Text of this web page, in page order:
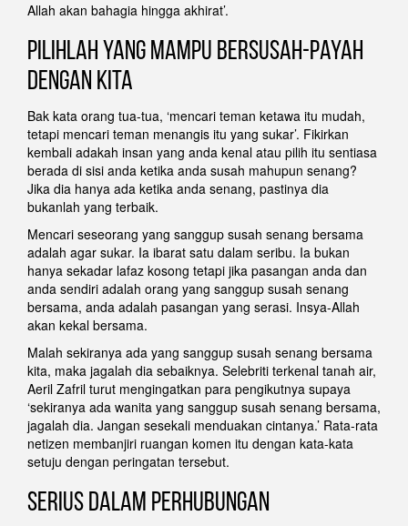
Allah akan bahagia hingga akhirat’.
Pilihlah yang mampu bersusah-payah
dengan kita
Bak kata orang tua-tua, ‘mencari teman ketawa itu mudah,
tetapi mencari teman menangis itu yang sukar’. Fikirkan
kembali adakah insan yang anda kenal atau pilih itu sentiasa
berada di sisi anda ketika anda susah mahupun senang?
Jika dia hanya ada ketika anda senang, pastinya dia
bukanlah yang terbaik.
Mencari seseorang yang sanggup susah senang bersama
adalah agar sukar. Ia ibarat satu dalam seribu. Ia bukan
hanya sekadar lafaz kosong tetapi jika pasangan anda dan
anda sendiri adalah orang yang sanggup susah senang
bersama, anda adalah pasangan yang serasi. Insya-Allah
akan kekal bersama.
Malah sekiranya ada yang sanggup susah senang bersama
kita, maka jagalah dia sebaiknya. Selebriti terkenal tanah air,
Aeril Zafril turut mengingatkan para pengikutnya supaya
‘sekiranya ada wanita yang sanggup susah senang bersama,
jagalah dia. Jangan sesekali menduakan cintanya.’ Rata-rata
netizen membanjiri ruangan komen itu dengan kata-kata
setuju dengan peringatan tersebut.
Serius Dalam Perhubungan